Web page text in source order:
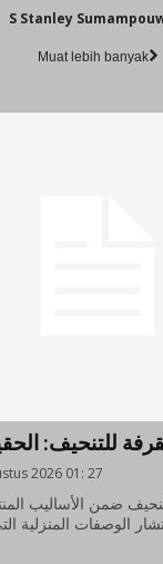
S Stanley
Muat lebih banyak
للتنحيف:
2026 01: 27
ضمن الأساليب
الوصفات المنزلية